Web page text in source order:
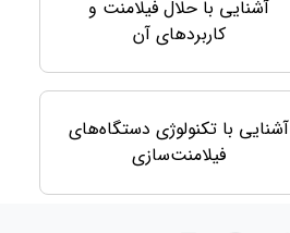
آشنایی با حلال فیلامنت و
کاربردهای آن
آشنایی با تکنولوژی دستگاه‌های
فیلامنت‌سازی